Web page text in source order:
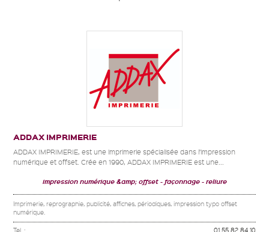
ADDAX IMPRIMERIE
ADDAX IMPRIMERIE, est une imprimerie spécialisée dans l’impression
numérique et offset. Crée en 1990, ADDAX IMPRIMERIE est une...
impression numérique &amp; offset façonnage reliure
Imprimerie, reprographie, publicité, affiches, périodiques, impression typo offset
numérique.
Tel. : 01 55 82 84 10